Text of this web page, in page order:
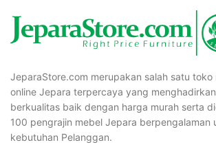
JeparaStore.com merupakan salah satu
online Jepara terpercaya yang
berkualitas baik dengan harga murah serta
100 pengrajin mebel Jepara berpengalaman
kebutuhan Pelanggan.